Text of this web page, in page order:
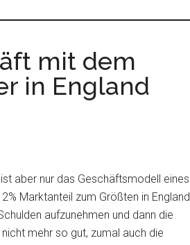
mit dem
in England
aber nur das Geschäftsmodell eines
Marktanteil zum Größten in England
aufzunehmen und dann die
mehr so gut, zumal auch die